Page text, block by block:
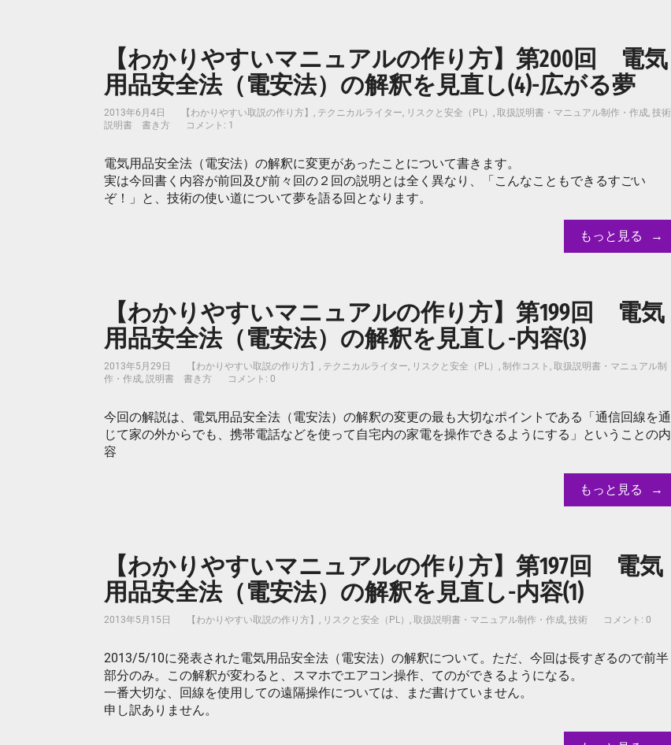
【わかりやすいマニュアルの作り方】第200回 電気
用品安全法（電安法）の解釈を見直し(4)-広がる夢
2013年6月4日 【わかりやすい取説の作り方】 , テクニカルライター, リスクと安全（PL） , 取扱説明書・マニュアル制作・作成, 技術
説明書 書き方
コメント: 1
電気用品安全法（電安法）の解釈に変更があったことについて書きます。
実は今回書く内容が前回及び前々回の２回の説明とは全く異なり、「こんなこともできるすごい
ぞ！」と、技術の使い道について夢を語る回となります。
もっと見る
【わかりやすいマニュアルの作り方】第199回 電気
用品安全法（電安法）の解釈を見直し-内容(3)
2013年5月29日 【わかりやすい取説の作り方】 , テクニカルライター, リスクと安全（PL） , 制作コスト , 取扱説明書・マニュアル制
作・作成, 説明書 書き方 コメント: 0
今回の解説は、電気用品安全法（電安法）の解釈の変更の最も大切なポイントである「通信回線を通
じて家の外からでも、携帯電話などを使って自宅内の家電を操作できるようにする」ということの内
容
もっと見る
【わかりやすいマニュアルの作り方】第197回 電気
用品安全法（電安法）の解釈を見直し-内容(1)
2013年5月15日 【わかりやすい取説の作り方】 , リスクと安全（PL） , 取扱説明書・マニュアル制作・作成, 技術 コメント: 0
2013/5/10に発表された電気用品安全法（電安法）の解釈について。ただ、今回は長すぎるので前半
部分のみ。この解釈が変わると、スマホでエアコン操作、てのができるようになる。
一番大切な、回線を使用しての遠隔操作については、まだ書けていません。
申し訳ありません。